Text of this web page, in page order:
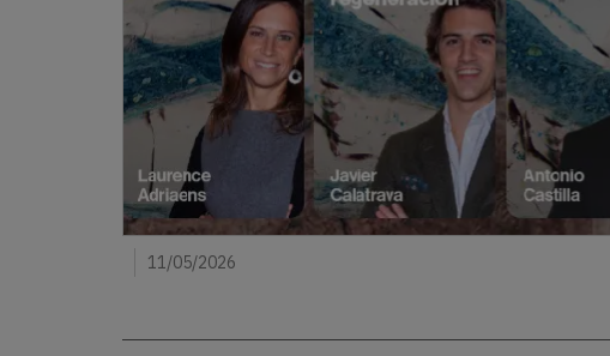
11/05/2026